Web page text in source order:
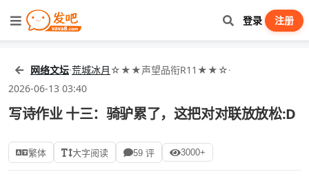
登录 注册
网络文坛·荒城冰月☆★★声望品衔R11★★☆·
2026-06-13 03:40
写诗作业 十三：骑驴累了，这把对对联放放松:D
繁体 大字阅读 59 评 3000+